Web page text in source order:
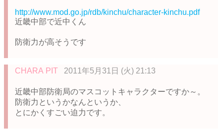
http://www.mod.go.jp/rdb/kinchu/character-kinchu.pdf
近畿中部で近中くん
防衛力が高そうです
CHARA PIT 2011年5月31日 (火) 21:13
近畿中部防衛局のマスコットキャラクターですか～。
防衛力というかなんというか、
とにかくすごい迫力です。